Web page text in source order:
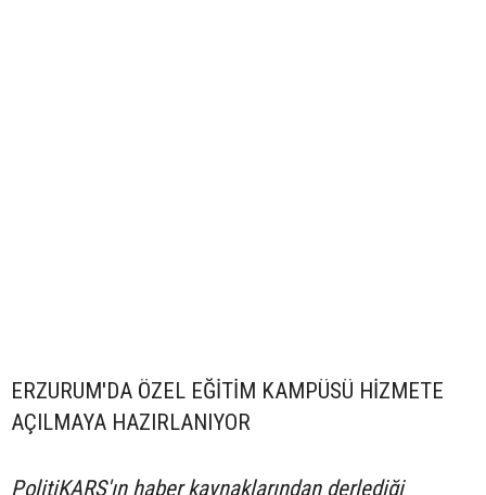
ERZURUM'DA ÖZEL EĞİTİM KAMPÜSÜ HİZMETE
AÇILMAYA HAZIRLANIYOR
PolitiKARS'ın haber kaynaklarından derlediği